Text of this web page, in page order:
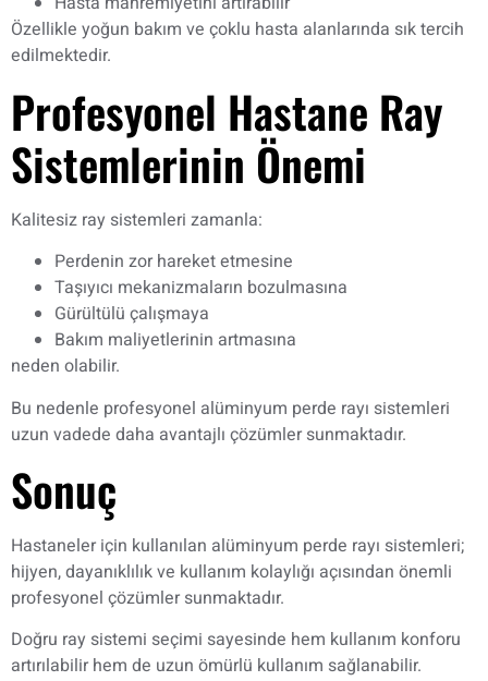
Özellikle yoğun bakım ve çoklu hasta alanlarında sık tercih
edilmektedir.
Profesyonel Hastane Ray
Sistemlerinin Önemi
Kalitesiz ray sistemleri zamanla:
Perdenin zor hareket etmesine
Taşıyıcı mekanizmaların bozulmasına
Gürültülü çalışmaya
Bakım maliyetlerinin artmasına
neden olabilir.
Bu nedenle profesyonel alüminyum perde rayı sistemleri
uzun vadede daha avantajlı çözümler sunmaktadır.
Sonuç
Hastaneler için kullanılan alüminyum perde rayı sistemleri;
hijyen, dayanıklılık ve kullanım kolaylığı açısından önemli
profesyonel çözümler sunmaktadır.
Doğru ray sistemi seçimi sayesinde hem kullanım konforu
artırılabilir hem de uzun ömürlü kullanım sağlanabilir.